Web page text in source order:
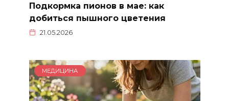
Подкормка пионов в мае: как
добиться пышного цветения
21.05.2026
МЕДИЦИНА